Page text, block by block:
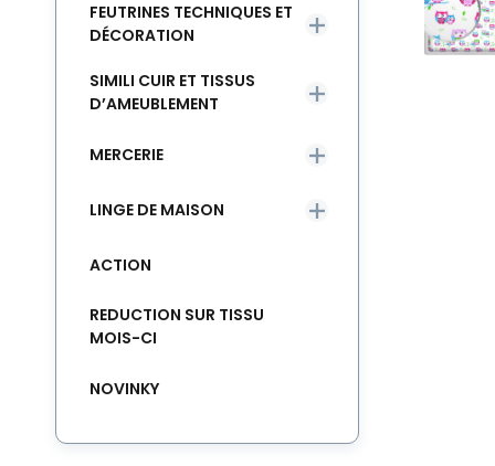
FEUTRINES TECHNIQUES ET
DÉCORATION
SIMILI CUIR ET TISSUS
D’AMEUBLEMENT
MERCERIE
LINGE DE MAISON
ACTION
REDUCTION SUR TISSU
MOIS-CI
NOVINKY